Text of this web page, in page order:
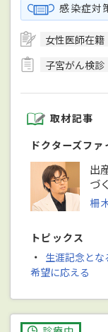
感染症対
女性医師在籍
子宮がん検診
取材記事
ドクターズファ
出
づ
柵
トピックス
・ 生涯記念と
希望に応える